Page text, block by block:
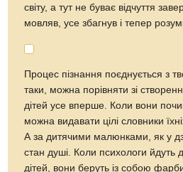
світу, а тут не буває відчуття
мовляв, усе збагнув і тепер
Процес пізнання поєднується з
таки, можна порівняти зі
дітей усе вперше. Коли вони
можна видавати цілі словники
А за дитячими малюнками, як у
стан душі. Коли психологи йдуть
дітей, вони беруть із собою